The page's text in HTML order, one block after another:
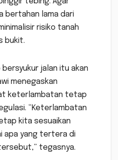
bertahan lama dari
risiko tanah
bukit.
bersyukur jalan itu akan
menegaskan
keterlambatan tetap
“Keterlambatan
kita sesuaikan
apa yang tertera di
tegasnya.